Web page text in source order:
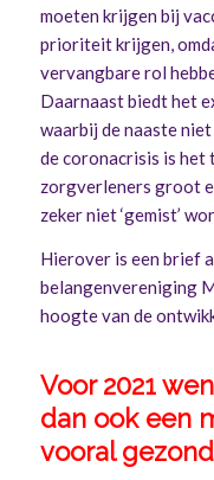
moeten krijgen bij
prioriteit krijgen,
vervangbare rol
Daarnaast biedt het
waarbij de naaste
de coronacrisis is het
zorgverleners groot
zeker niet ‘gemist’
Hierover is een brief
belangenvereniging
hoogte van de
Voor 2021
dan ook een
vooral